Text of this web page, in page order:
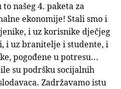
našeg 4. paketa za
ekonomije! Stali smo i
i uz korisnike dječjeg
i uz branitelje i studente, i
pogođene u potresu...
su podršku socijalnih
Zadržavamo istu